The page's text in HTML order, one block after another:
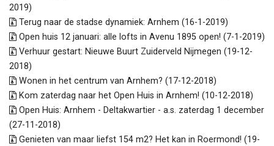
2019)
Terug naar de stadse dynamiek: Arnhem (16-1-2019)
Open huis 12 januari: alle lofts in Avenu 1895 open! (7-1-2019)
Verhuur gestart: Nieuwe Buurt Zuiderveld Nijmegen (19-12-
2018)
Wonen in het centrum van Arnhem? (17-12-2018)
Kom zaterdag naar het Open Huis in Arnhem! (10-12-2018)
Open Huis: Arnhem - Deltakwartier - a.s. zaterdag 1 december
(27-11-2018)
Genieten van maar liefst 154 m2? Het kan in Roermond! (19-